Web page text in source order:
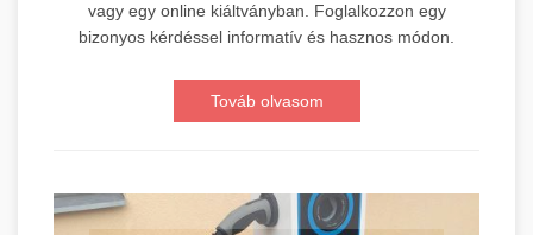
vagy egy online kiáltványban. Foglalkozzon egy
bizonyos kérdéssel informatív és hasznos módon.
Továb olvasom